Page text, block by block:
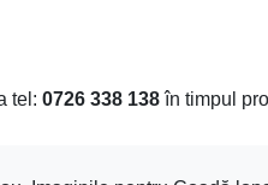
tel: 0726 338 138în timpul